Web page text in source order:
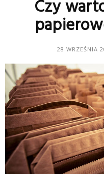
Czy
28 WRZEŚNIA